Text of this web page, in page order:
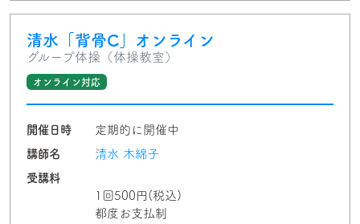
清水「背骨C」オンライン
グループ体操（体操教室）
オンライン対応
開催日時
定期的に開催中
講師名
清水 木綿子
受講料
1回500円(税込)
都度お支払制